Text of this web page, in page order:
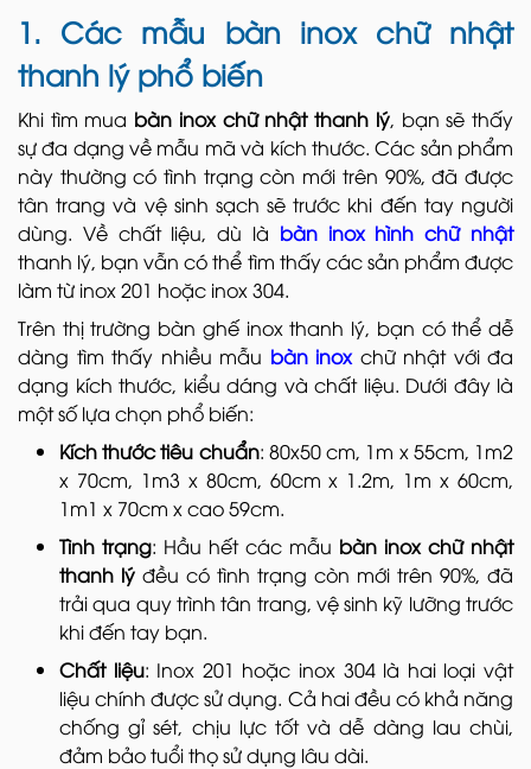
1. Các mẫu bàn inox chữ nhật
thanh lý phổ biến
Khi tìm mua bàn inox chữ nhật thanh lý, bạn sẽ thấy
sự đa dạng về mẫu mã và kích thước. Các sản phẩm
này thường có tình trạng còn mới trên 90%, đã được
tân trang và vệ sinh sạch sẽ trước khi đến tay người
dùng. Về chất liệu, dù là bàn inox hình chữ nhật
thanh lý, bạn vẫn có thể tìm thấy các sản phẩm được
làm từ inox 201 hoặc inox 304.
Trên thị trường bàn ghế inox thanh lý, bạn có thể dễ
dàng tìm thấy nhiều mẫu bàn inoxchữ nhật với đa
dạng kích thước, kiểu dáng và chất liệu. Dưới đây là
một số lựa chọn phổ biến:
Kích thước tiêu chuẩn: 80x50 cm, 1m x 55cm, 1m2
x 70cm, 1m3 x 80cm, 60cm x 1.2m, 1m x 60cm,
1m1 x 70cm x cao 59cm.
Tình trạng: Hầu hết các mẫu bàn inox chữ nhật
thanh lý đều có tình trạng còn mới trên 90%, đã
trải qua quy trình tân trang, vệ sinh kỹ lưỡng trước
khi đến tay bạn.
Chất liệu: Inox 201 hoặc inox 304 là hai loại vật
liệu chính được sử dụng. Cả hai đều có khả năng
chống gỉ sét, chịu lực tốt và dễ dàng lau chùi,
đảm bảo tuổi thọ sử dụng lâu dài.